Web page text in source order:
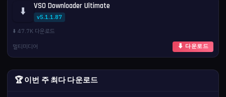
⬇️ VSO Downloader Ultimate
v5.1.1.87
⬇️ 47.7K 다운로드
멀티미디어
⬇ 다운로드
🏆 이번 주 최다 다운로드